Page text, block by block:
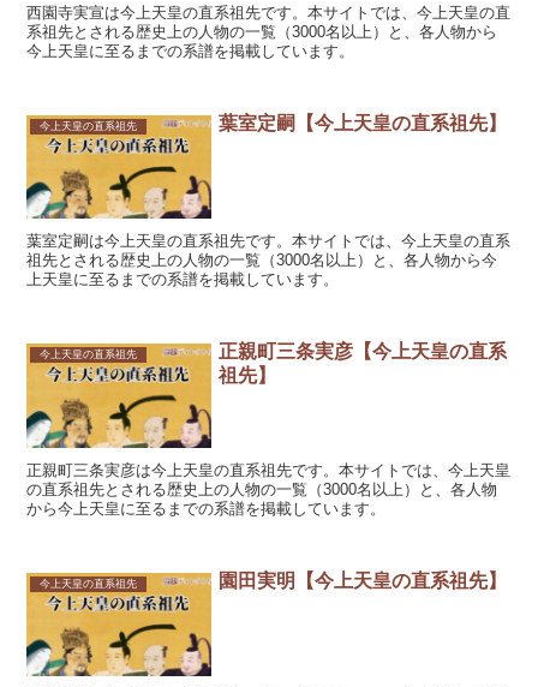
西園寺実宣は今上天皇の直系祖先です。本サイトでは、今上天皇の直
系祖先とされる歴史上の人物の一覧（3000名以上）と、各人物から
今上天皇に至るまでの系譜を掲載しています。
今上天皇の直系祖先 葉室定嗣【今上天皇の直系祖先】
葉室定嗣は今上天皇の直系祖先です。本サイトでは、今上天皇の直系
祖先とされる歴史上の人物の一覧（3000名以上）と、各人物から今
上天皇に至るまでの系譜を掲載しています。
今上天皇の直系祖先
正親町三条実彦【今上天皇の直系
祖先】
正親町三条実彦は今上天皇の直系祖先です。本サイトでは、今上天皇
の直系祖先とされる歴史上の人物の一覧（3000名以上）と、各人物
から今上天皇に至るまでの系譜を掲載しています。
今上天皇の直系祖先 園田実明【今上天皇の直系祖先】